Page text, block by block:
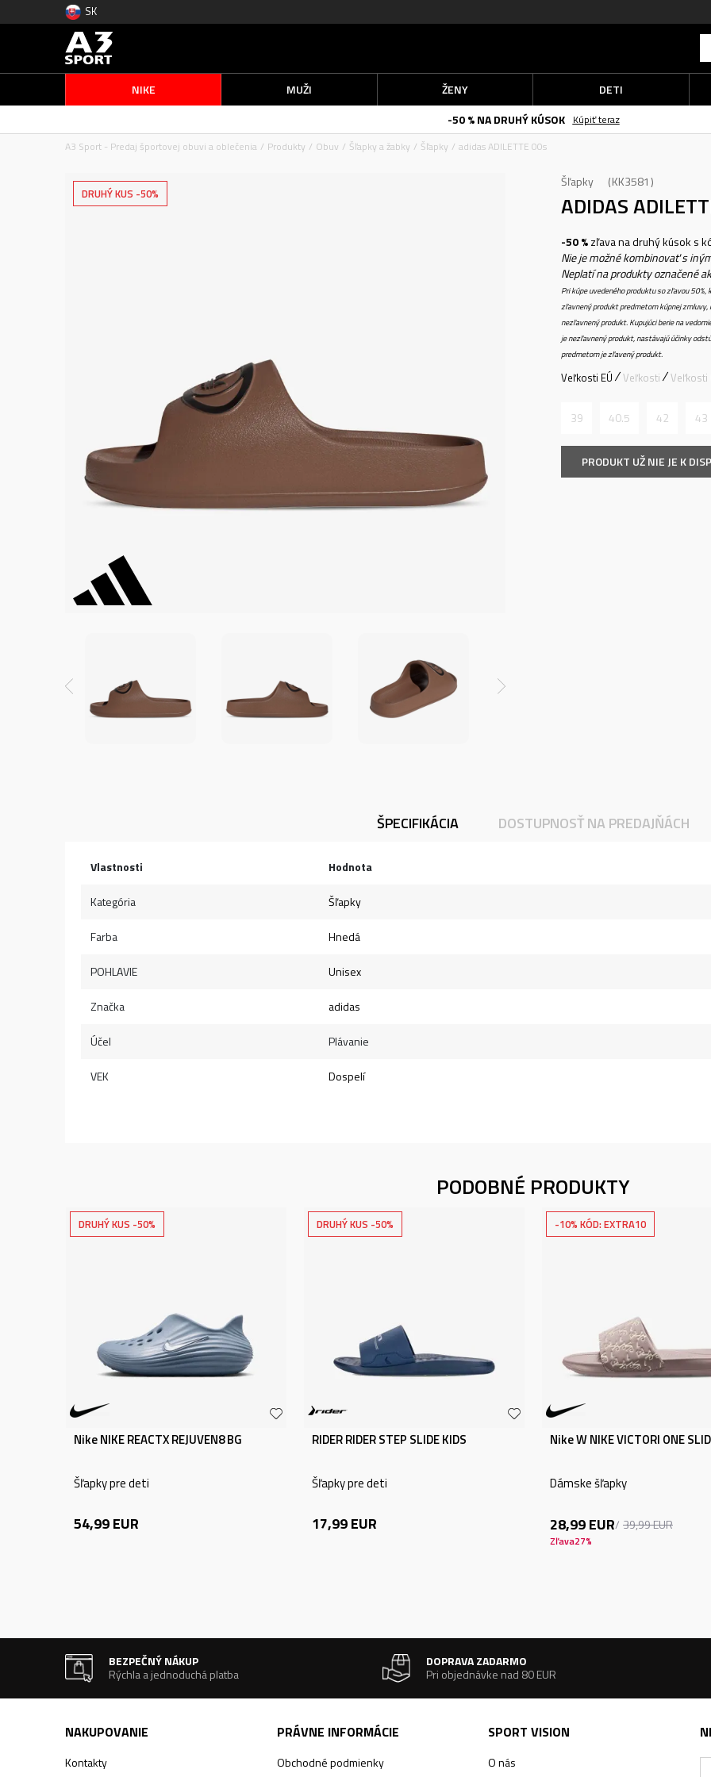
SK
NIKE MUŽI ŽENY DETI
-50 % NA DRUHÝ KÚSOK
Kúpiť teraz
A3 Sport - Predaj športovej obuvi a oblečenia
Produkty Obuv Šľapky a žabky Šľapky adidas ADILETTE 00s
DRUHÝ KUS -50%
Šľapky KK3581
ADIDAS
-50 %zľava na druhý kúsok s
Nie je možné kombinovať s
Neplatí na produkty označené
Pri kúpe uvedeného produktu so zľavou
zľavnený produkt predmetom kúpnej
nezľavnený produkt. Kupujúci berie na
je nezľavnený produkt, nastávajú účinky
predmetom je zľavený produkt.
Veľkosti EÚ Veľkosti Veľkosti
39 40.5 42 43
PRODUKT UŽ NIE JE K
ŠPECIFIKÁCIA DOSTUPNOSŤ NA PREDAJŇÁCH
Vlastnosti Hodnota
Kategória Šľapky
Farba Hnedá
POHLAVIE Unisex
Značka adidas
Účel Plávanie
VEK Dospelí
PODOBNÉ PRODUKTY
DRUHÝ KUS -50%
Nike NIKE REACTX REJUVEN8 BG
Šľapky pre deti
54,99EUR
DRUHÝ KUS -50%
RIDER RIDER STEP SLIDE KIDS
Šľapky pre deti
17,99EUR
-10% KÓD: EXTRA10
Nike W NIKE VICTORI ONE
Dámske šľapky
28,99EUR 39,99EUR
Zľava27%
BEZPEČNÝ NÁKUP
Rýchla a jednoduchá platba
DOPRAVA ZADARMO
Pri objednávke nad 80 EUR
NAKUPOVANIE
Kontakty
PRÁVNE INFORMÁCIE
Obchodné podmienky
SPORT VISION
O nás